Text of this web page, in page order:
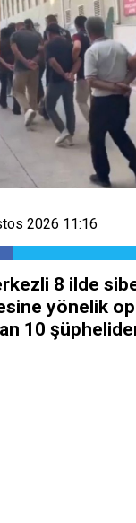
2026 11:16
8 ilde
yönelik
10